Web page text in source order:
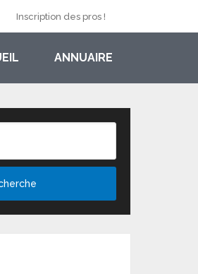
Inscription des pros !
ANNUAIRE